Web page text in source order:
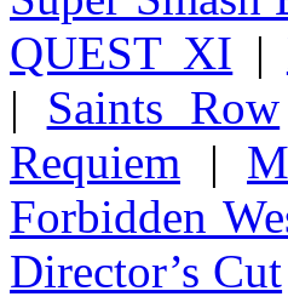
QUEST XI |
| Saints Row
Requiem |
Forbidden
Director’s Cut